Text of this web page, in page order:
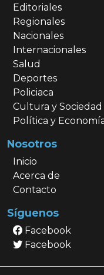
Editoriales
Regionales
Nacionales
Internacionales
Salud
Deportes
Policiaca
Cultura y Sociedad
Política y
Nosotros
Inicio
Acerca de
Contacto
Síguenos
Facebook
Facebook